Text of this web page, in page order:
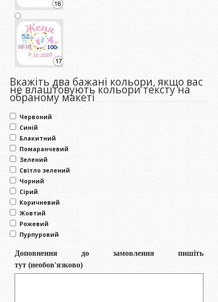
Вкажіть два бажані кольори, якщо вас
не влаштовують кольори тексту на
обраному макеті
Червоний
Синій
Блакитний
Помаранчевий
Зелений
Світло зелений
Чорний
Сірий
Коричневий
Жовтий
Рожевий
Пурпуровий
Доповнення до замовлення пишіть
тут (необов'язково)